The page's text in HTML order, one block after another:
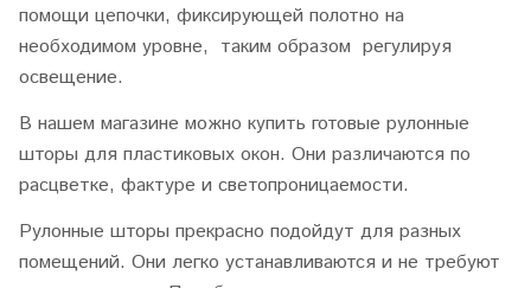
помощи цепочки, фиксирующей полотно на
необходимом уровне, таким образом регулируя
освещение.
В нашем магазине можно купить готовые рулонные
шторы для пластиковых окон. Они различаются по
расцветке, фактуре и светопроницаемости.
Рулонные шторы прекрасно подойдут для разных
помещений. Они легко устанавливаются и не требуют